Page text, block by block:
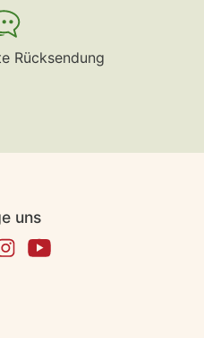
Rücksendung
uns